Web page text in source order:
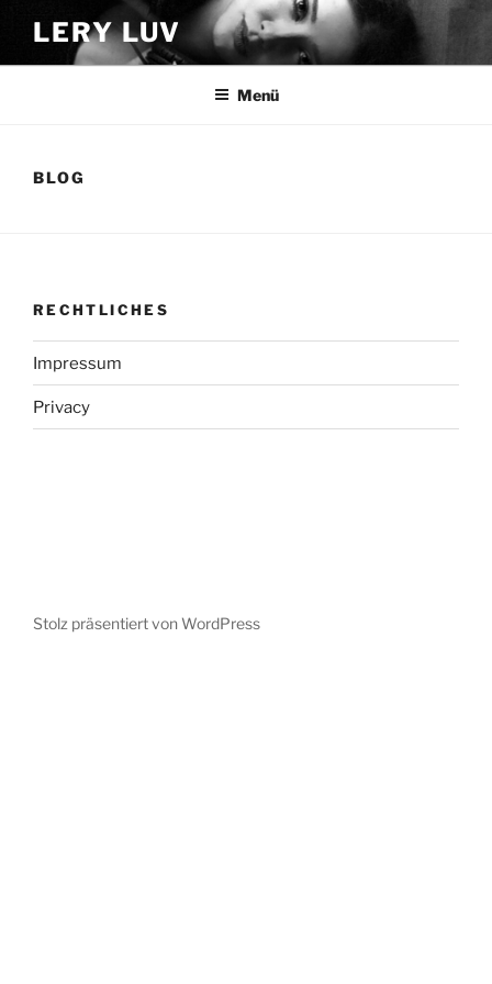
Inhalt
springen
LERY LUV
Menü
BLOG
RECHTLICHES
Impressum
Privacy
Stolz präsentiert von WordPress